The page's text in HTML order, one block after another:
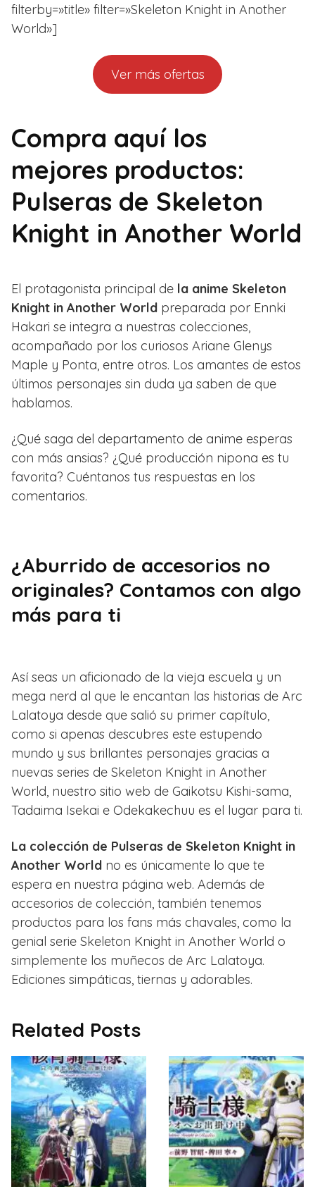
filterby=»title» filter=»Skeleton Knight in Another
World»]
Ver más ofertas
Compra aquí los
mejores productos:
Pulseras de Skeleton
Knight in Another World
El protagonista principal de la anime Skeleton
Knight in Another World preparada por Ennki
Hakari se integra a nuestras colecciones,
acompañado por los curiosos Ariane Glenys
Maple y Ponta, entre otros. Los amantes de estos
últimos personajes sin duda ya saben de que
hablamos.
¿Qué saga del departamento de anime esperas
con más ansias? ¿Qué producción nipona es tu
favorita? Cuéntanos tus respuestas en los
comentarios.
¿Aburrido de accesorios no
originales? Contamos con algo
más para ti
Así seas un aficionado de la vieja escuela y un
mega nerd al que le encantan las historias de Arc
Lalatoya desde que salió su primer capítulo,
como si apenas descubres este estupendo
mundo y sus brillantes personajes gracias a
nuevas series de Skeleton Knight in Another
World, nuestro sitio web de Gaikotsu Kishi-sama,
Tadaima Isekai e Odekakechuu es el lugar para ti.
La colección de Pulseras de Skeleton Knight in
Another World no es únicamente lo que te
espera en nuestra página web. Además de
accesorios de colección, también tenemos
productos para los fans más chavales, como la
genial serie Skeleton Knight in Another World o
simplemente los muñecos de Arc Lalatoya.
Ediciones simpáticas, tiernas y adorables.
Related Posts